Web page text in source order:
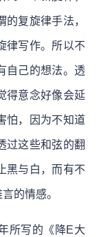
复旋律手法，
律写作。所以不
自己的想法。透
得意念好像会延
怕，因为不知道
过这些和弦的翻
黑与白，而有不
的情感。
所写的《降E大